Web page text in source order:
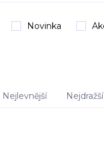
Novinka
Nejlevnější Nejdražší